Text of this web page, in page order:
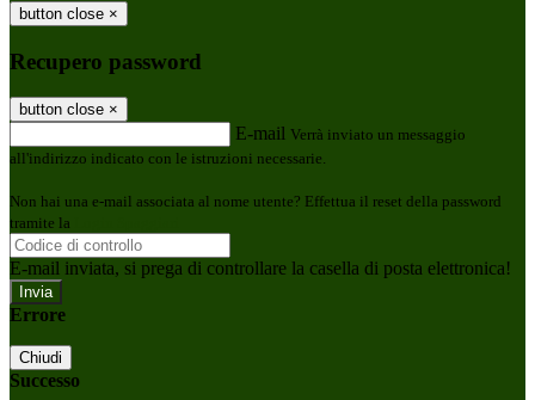
button close ×
Recupero password
button close ×
E-mail Verrà inviato un messaggio
all'indirizzo indicato con le istruzioni necessarie.
Non hai una e-mail associata al nome utente? Effettua il reset della password
tramite la
E-mail inviata, si prega di controllare la casella di posta elettronica!
Errore
Chiudi
Successo